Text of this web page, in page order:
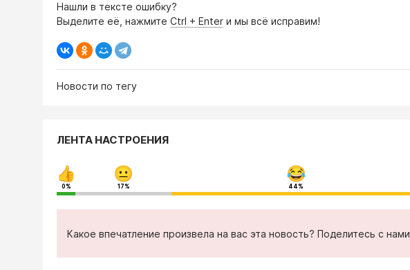
Нашли в тексте ошибку?
Выделите её, нажмите Ctrl + Enter и мы всё исправим!
Новости по тегу
ЛЕНТА НАСТРОЕНИЯ
0% 17% 44%
Какое впечатление произвела на вас эта новость? Поделитесь с нами